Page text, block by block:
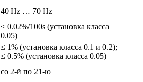
40 Hz … 70 Hz
≤ 0.02%/100s (установка класса
0.05)
≤ 1% (установка класса 0.1 и 0.2);
≤ 0.5% (установка класса 0.05)
со 2-й по 21-ю